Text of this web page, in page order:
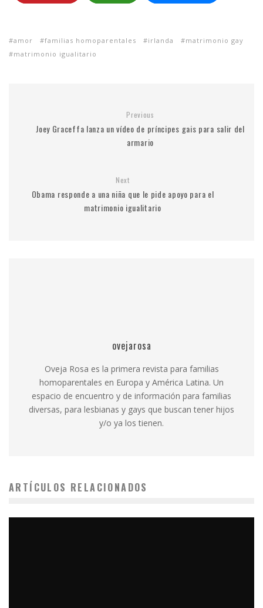
amor familias homoparentales irlanda
matrimonio gay
matrimonio igualitario
Previous
Joey Graceffa lanza un vídeo de príncipes gais para salir del
armario
Next
Obama responde a una niña que le pide apoyo para el
matrimonio igualitario
ovejarosa
Oveja Rosa es la primera revista para familias
homoparentales en Europa y América Latina. Un
espacio de encuentro y de información para familias
diversas, para lesbianas y gays que buscan tener hijos
y/o ya los tienen.
ARTÍCULOS RELACIONADOS